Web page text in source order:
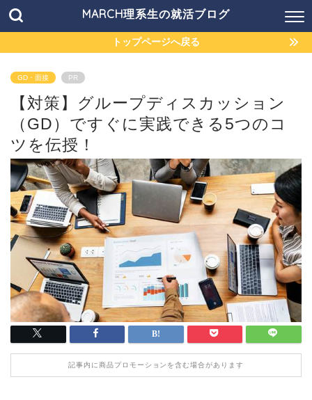
MARCH理系生の就活ブログ
トップページへ戻る
GD・面接 PR
【対策】グループディスカッション
（GD）ですぐに実践できる5つのコ
ツを伝授！
記事内に商品プロモーションを含む場合があります